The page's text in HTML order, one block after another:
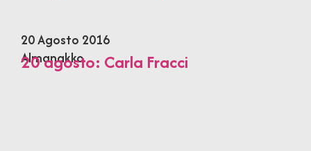
20 Agosto 2016
Almanakko
20 agosto: Carla Fracci